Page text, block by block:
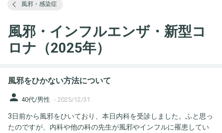
風邪・感染症
風邪・インフルエンザ・新型コ
ロナ（2025年）
風邪をひかない方法について
person 40代/男性 - 2025/12/31
3日前から風邪をひいており、本日内科を受診しました。ふと思っ
たのですが、内科や他の科の先生が風邪やインフルに罹患してい